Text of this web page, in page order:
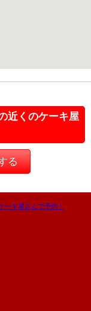
近くのケーキ屋
る
ーキ屋さんで予約！